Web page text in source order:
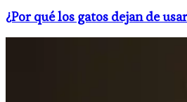
¿Por qué los gatos dejan de